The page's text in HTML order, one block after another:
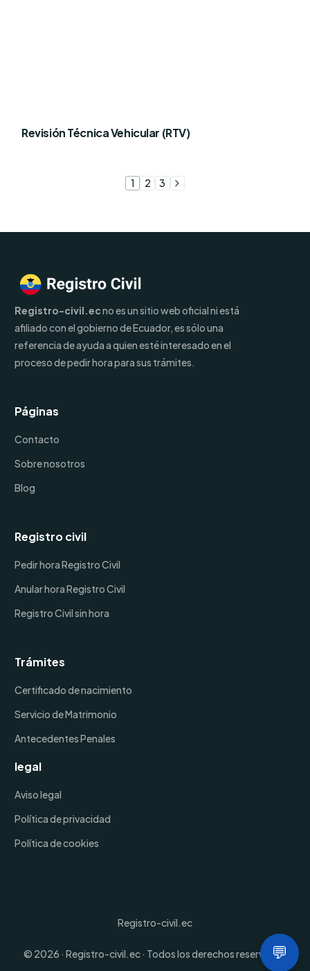
Revisión Técnica Vehicular (RTV)
1 2 3
Registro-civil.ecno es un sitio web oficial ni está
afiliado con el gobierno de Ecuador, es sólo una
referencia de ayuda a quien esté interesado en el
proceso de pedir hora para sus trámites.
Páginas
Contacto
Sobre nosotros
Blog
Registro civil
Pedir hora Registro Civil
Anular hora Registro Civil
Registro Civil sin hora
Trámites
Certificado de nacimiento
Servicio de Matrimonio
Antecedentes Penales
legal
Aviso legal
Política de privacidad
Política de cookies
© 2026 · Registro-civil.ec · Todos los derechos reservados
Registro-civil.ec
💬